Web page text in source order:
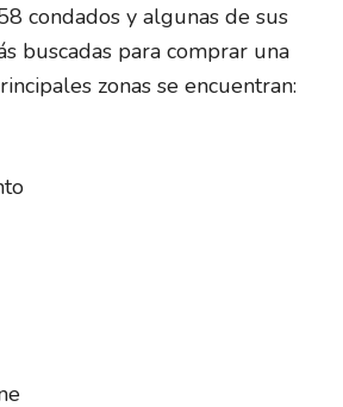
condados y algunas de sus
buscadas para comprar una
zonas se encuentran: